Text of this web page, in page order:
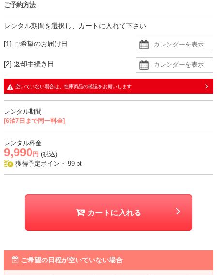
コーデのポイント
柔らかく見せたいシーンにはブラウン系もおすすめです。
・ジャケットとパンツは柔らかくとろみのある生地
おすすめシーン
お食事会、入学式、学校行事、式典、七五三、お宮参りなど
ご予約方法
レンタル期間を選択し、カートに入れて下さい
[1] ご希望のお届け日
[2] 返却手続き日
空いていない場合は、在庫商品の確認をお願いします
レンタル期間
[6泊7日まで同一料金]
レンタル料金
9,990 円 (税込)
獲得予定ポイント 99 pt
カートに入れる
ご希望の日程が空いていない場合